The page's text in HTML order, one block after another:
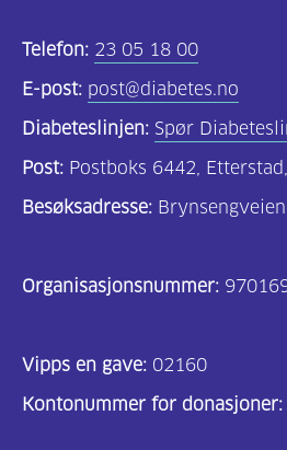
oppskrifter
(690)
oss
(302)
til
(195)
For
Telefon: 23 05 18 00
E-post: post@diabetes.no
Diabeteslinjen: Spør
Post: Postboks 6442,
Besøksadresse:
Organisasjonsnummer:
Vipps en gave: 02160
Kontonummer for donasjoner: